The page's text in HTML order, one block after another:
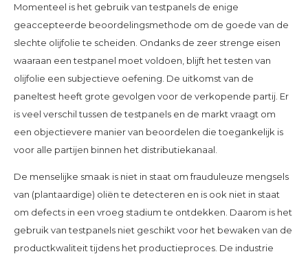
Momenteel is het gebruik van testpanels de enige
geaccepteerde beoordelingsmethode om de goede van de
slechte olijfolie te scheiden. Ondanks de zeer strenge eisen
waaraan een testpanel moet voldoen, blijft het testen van
olijfolie een subjectieve oefening. De uitkomst van de
paneltest heeft grote gevolgen voor de verkopende partij. Er
is veel verschil tussen de testpanels en de markt vraagt om
een objectievere manier van beoordelen die toegankelijk is
voor alle partijen binnen het distributiekanaal.
De menselijke smaak is niet in staat om frauduleuze mengsels
van (plantaardige) oliën te detecteren en is ook niet in staat
om defects in een vroeg stadium te ontdekken. Daarom is het
gebruik van testpanels niet geschikt voor het bewaken van de
productkwaliteit tijdens het productieproces. De industrie